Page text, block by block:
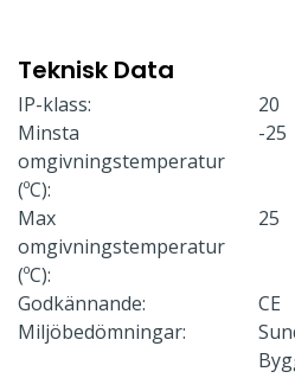
Teknisk Data
IP-klass:
20
Minsta
omgivningstemperatur
(ºC):
-25
Max
omgivningstemperatur
(ºC):
25
Godkännande:
CE
Miljöbedömningar: